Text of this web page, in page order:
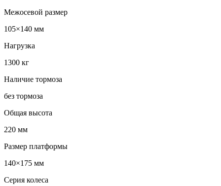
Межосевой размер
105×140 мм
Нагрузка
1300 кг
Наличие тормоза
без тормоза
Общая высота
220 мм
Размер платформы
140×175 мм
Серия колеса